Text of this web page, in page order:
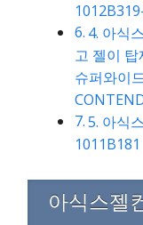
4. 아식
고 젤이
슈퍼와이
5. 아식
1011B181
아식스젤